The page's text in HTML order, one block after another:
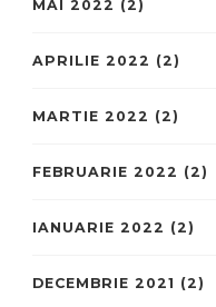
MAI 2022 (2)
APRILIE 2022 (2)
MARTIE 2022 (2)
FEBRUARIE 2022 (2)
IANUARIE 2022 (2)
DECEMBRIE 2021 (2)